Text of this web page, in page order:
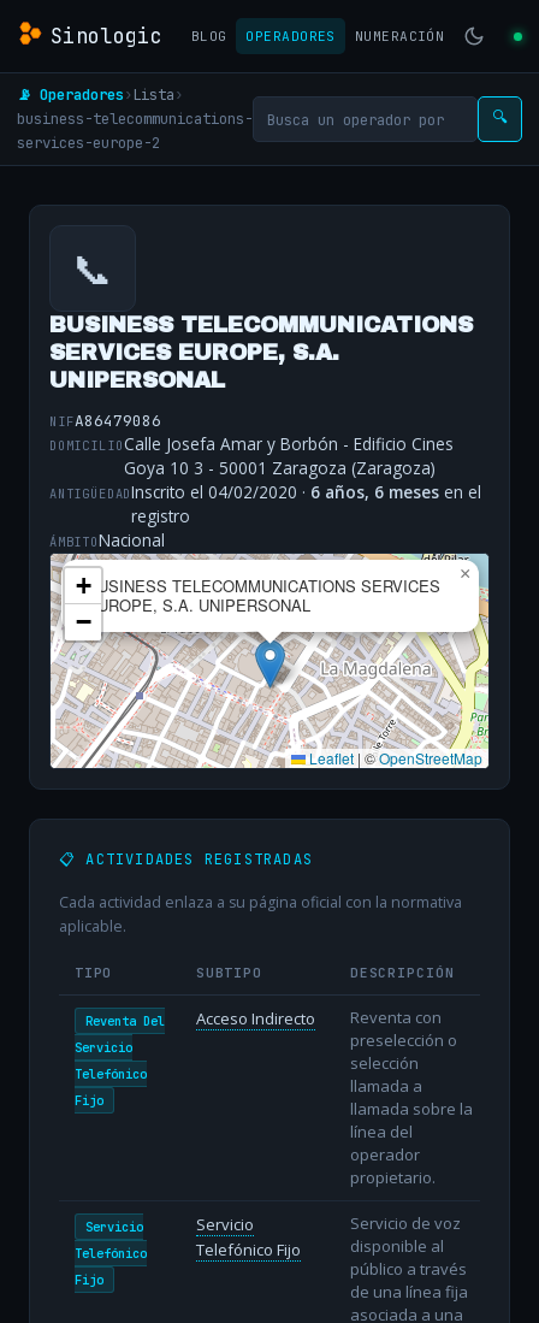
Sinologic BLOG OPERADORES NUMERACIÓN
📡 Operadores› Lista›
business-telecommunications-
services-europe-2
🔍
📞
BUSINESS TELECOMMUNICATIONS
SERVICES EUROPE, S.A.
UNIPERSONAL
NIFA86479086
DOMICILIOCalle Josefa Amar y Borbón - Edificio Cines
Goya 10 3 - 50001 Zaragoza (Zaragoza)
ANTIGÜEDADInscrito el 04/02/2020 · 6 años, 6 meses en el
registro
ÁMBITONacional
BUSINESS TELECOMMUNICATIONS SERVICES
EUROPE, S.A. UNIPERSONAL
×
+
−
Leaflet | ©OpenStreetMap
📋 ACTIVIDADES REGISTRADAS
Cada actividad enlaza a su página oficial con la normativa
aplicable.
TIPO SUBTIPO DESCRIPCIÓN
Reventa Del
Servicio
Telefónico
Fijo
Acceso Indirecto
Reventa con
preselección o
selección
llamada a
llamada sobre la
línea del
operador
propietario.
Servicio
Telefónico
Fijo
Servicio
Telefónico Fijo
Servicio de voz
disponible al
público a través
de una línea fija
asociada a una